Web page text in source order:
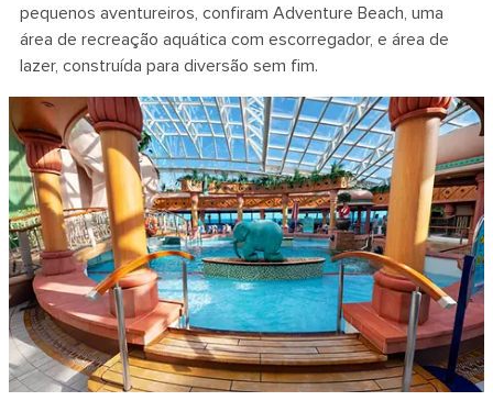
pequenos aventureiros, confiram Adventure Beach, uma
área de recreação aquática com escorregador, e área de
lazer, construída para diversão sem fim.